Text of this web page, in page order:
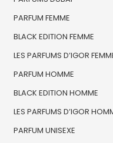
PARFUM FEMME
BLACK EDITION FEMME
LES PARFUMS D’IGOR
PARFUM HOMME
BLACK EDITION HOMME
LES PARFUMS D’IGOR
PARFUM UNISEXE